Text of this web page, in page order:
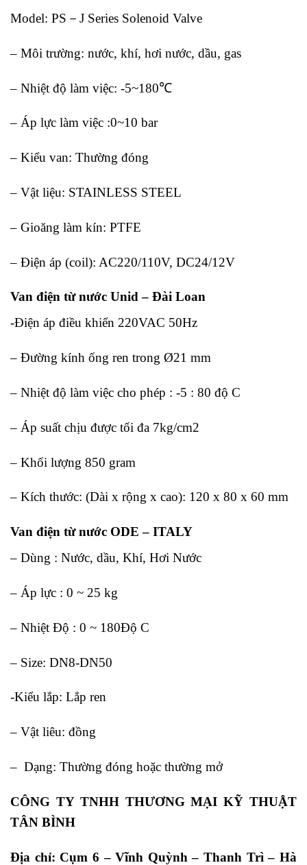
Model: PS－J Series Solenoid Valve
– Môi trường: nước, khí, hơi nước, dầu, gas
– Nhiệt độ làm việc: -5~180℃
– Áp lực làm việc :0~10 bar
– Kiểu van: Thường đóng
– Vật liệu: STAINLESS STEEL
– Gioăng làm kín: PTFE
– Điện áp (coil): AC220/110V, DC24/12V
Van điện từ nước Unid – Đài Loan
-Điện áp điều khiển 220VAC 50Hz
– Đường kính ống ren trong Ø21 mm
– Nhiệt độ làm việc cho phép : -5 : 80 độ C
– Áp suất chịu được tối đa 7kg/cm2
– Khối lượng 850 gram
– Kích thước: (Dài x rộng x cao): 120 x 80 x 60 mm
Van điện từ nước ODE – ITALY
– Dùng : Nước, dầu, Khí, Hơi Nước
– Áp lực : 0 ~ 25 kg
– Nhiệt Độ : 0 ~ 180Độ C
– Size: DN8-DN50
-Kiểu lắp: Lắp ren
– Vật liêu: đồng
– Dạng: Thường đóng hoặc thường mở
CÔNG TY TNHH THƯƠNG MẠI KỸ THUẬT
TÂN BÌNH
Địa chỉ: Cụm 6 – Vĩnh Quỳnh – Thanh Trì – Hà